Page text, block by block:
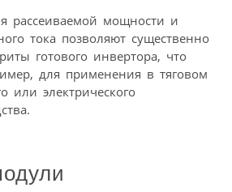
рассеиваемой мощности и
тока позволяют существенно
готового инвертора, что
для применения в тяговом
или электрического